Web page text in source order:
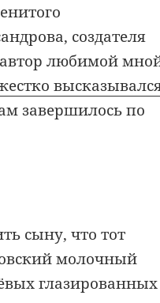
создателя
любимой
завершилось по
сыну, что тот
молочный
глазированных